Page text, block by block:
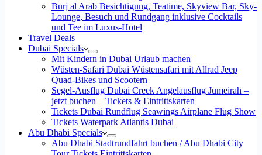
Burj al Arab Besichtigung, Teatime, Skyview Bar, Sky-
Lounge, Besuch und Rundgang inklusive Cocktails
und Tee im Luxus-Hotel
Travel Deals
Dubai Specials
Mit Kindern in Dubai Urlaub machen
Wüsten-Safari Dubai Wüstensafari mit Allrad Jeep
Quad-Bikes und Scootern
Segel-Ausflug Dubai Creek Angelausflug Jumeirah –
jetzt buchen – Tickets & Eintrittskarten
Tickets Dubai Rundflug Seawings Airplane Flug Show
Tickets Waterpark Atlantis Dubai
Abu Dhabi Specials
Abu Dhabi Stadtrundfahrt buchen / Abu Dhabi City